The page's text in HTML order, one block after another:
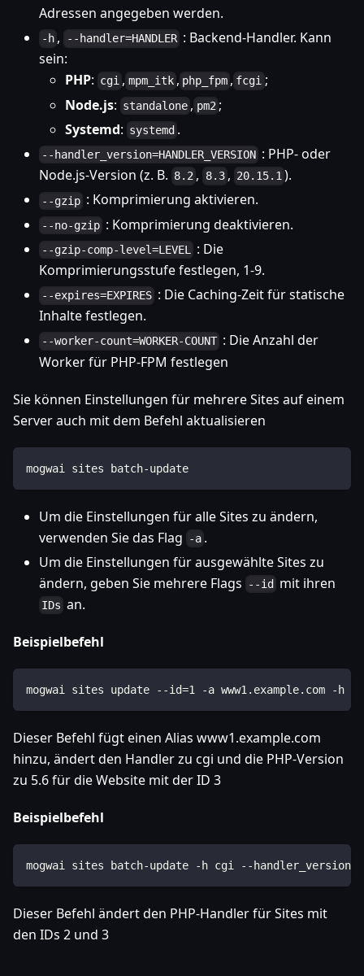
Adressen angegeben werden.
-h , --handler=HANDLER : Backend-Handler. Kann
sein:
PHP: cgi , mpm_itk , php_fpm , fcgi ;
Node.js: standalone , pm2 ;
Systemd: systemd .
--handler_version=HANDLER_VERSION : PHP- oder
Node.js-Version (z. B. 8.2 , 8.3 , 20.15.1).
--gzip : Komprimierung aktivieren.
--no-gzip : Komprimierung deaktivieren.
--gzip-comp-level=LEVEL
: Die
Komprimierungsstufe festlegen, 1-9.
--expires=EXPIRES : Die Caching-Zeit für statische
Inhalte festlegen.
--worker-count=WORKER-COUNT : Die Anzahl der
Worker für PHP-FPM festlegen
Sie können Einstellungen für mehrere Sites auf einem
Server auch mit dem Befehl aktualisieren
mogwai sites batch-update
Um die Einstellungen für alle Sites zu ändern,
verwenden Sie das Flag
-a .
Um die Einstellungen für ausgewählte Sites zu
ändern, geben Sie mehrere Flags
--id mit ihren
IDs an.
Beispielbefehl
mogwai sites update --id=1 -a www1.example.com -h
Dieser Befehl fügt einen Alias www1.example.com
hinzu, ändert den Handler zu cgi und die PHP-Version
zu 5.6 für die Website mit der ID 3
Beispielbefehl
mogwai sites batch-update -h cgi --
Dieser Befehl ändert den PHP-Handler für Sites mit
den IDs 2 und 3